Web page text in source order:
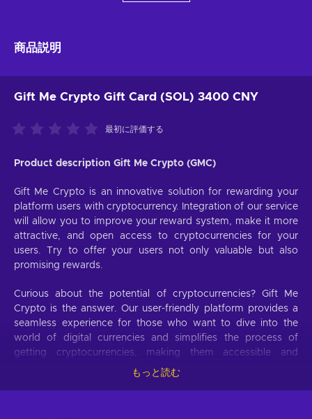
商品説明
Gift Me Crypto Gift Card (SOL) 3400 CNY
最初に評価する
Product description Gift Me Crypto (GMC)
Gift Me Crypto is an innovative solution for rewarding your
platform users with cryptocurrency. Integration of our service
will allow you to improve your reward system, make it more
attractive, and open access to cryptocurrencies for your
users. Try to offer your users not only valuable but also
promising rewards.
Curious about the potential of cryptocurrencies? Gift Me
Crypto is the answer. Our user-friendly platform provides a
seamless experience for those who want to dive into the
world of digital currencies and simplifies the process of
getting cryptocurrencies, making them accessible and
もっと読む